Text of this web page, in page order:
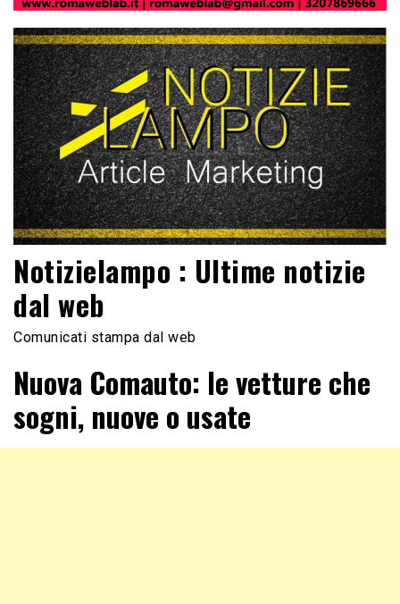
Notizielampo : Ultime notizie
dal web
Comunicati stampa dal web
Nuova Comauto: le vetture che
sogni, nuove o usate